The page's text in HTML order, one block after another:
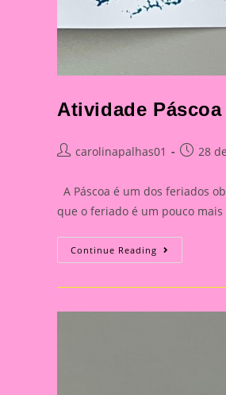
Atividade Páscoa
Postcarolinapalhas01
Post28
A Páscoa é um dos feriados
que o feriado é um pouco
Continue Reading Atividade
Páscoa